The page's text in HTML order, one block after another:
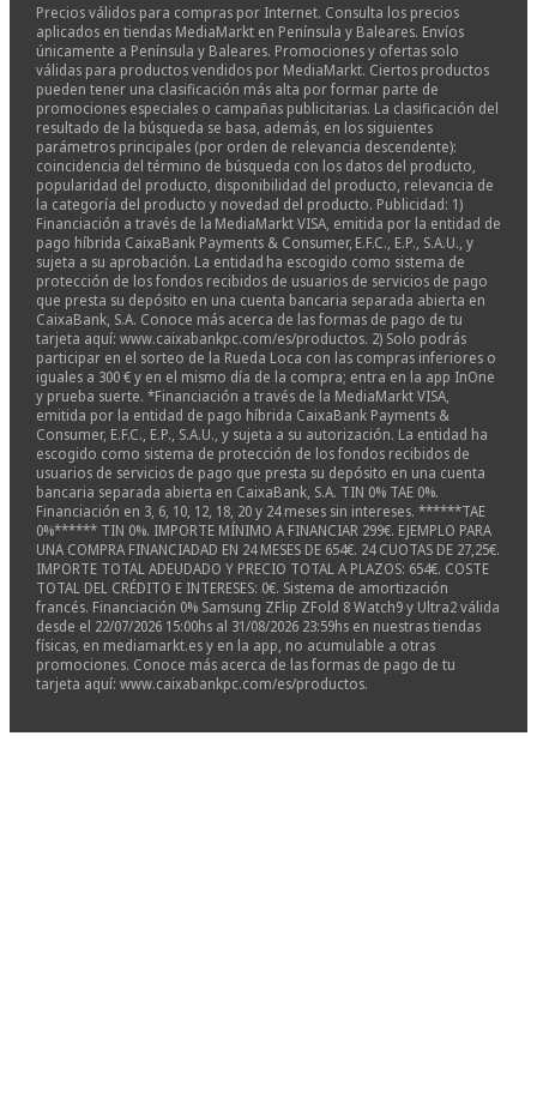
Precios válidos para compras por Internet. Consulta los precios
aplicados en tiendas MediaMarkt en Península y Baleares. Envíos
únicamente a Península y Baleares. Promociones y ofertas solo
válidas para productos vendidos por MediaMarkt. Ciertos productos
pueden tener una clasificación más alta por formar parte de
promociones especiales o campañas publicitarias. La clasificación del
resultado de la búsqueda se basa, además, en los siguientes
parámetros principales (por orden de relevancia descendente):
coincidencia del término de búsqueda con los datos del producto,
popularidad del producto, disponibilidad del producto, relevancia de
la categoría del producto y novedad del producto. Publicidad: 1)
Financiación a través de la MediaMarkt VISA, emitida por la entidad de
pago híbrida CaixaBank Payments & Consumer, E.F.C., E.P., S.A.U., y
sujeta a su aprobación. La entidad ha escogido como sistema de
protección de los fondos recibidos de usuarios de servicios de pago
que presta su depósito en una cuenta bancaria separada abierta en
CaixaBank, S.A. Conoce más acerca de las formas de pago de tu
tarjeta aquí: www.caixabankpc.com/es/productos. 2) Solo podrás
participar en el sorteo de la Rueda Loca con las compras inferiores o
iguales a 300 € y en el mismo día de la compra; entra en la app InOne
y prueba suerte. *Financiación a través de la MediaMarkt VISA,
emitida por la entidad de pago híbrida CaixaBank Payments &
Consumer, E.F.C., E.P., S.A.U., y sujeta a su autorización. La entidad ha
escogido como sistema de protección de los fondos recibidos de
usuarios de servicios de pago que presta su depósito en una cuenta
bancaria separada abierta en CaixaBank, S.A. TIN 0% TAE 0%.
Financiación en 3, 6, 10, 12, 18, 20 y 24 meses sin intereses. ******TAE
0%****** TIN 0%. IMPORTE MÍNIMO A FINANCIAR 299€. EJEMPLO PARA
UNA COMPRA FINANCIADAD EN 24 MESES DE 654€. 24 CUOTAS DE 27,25€.
IMPORTE TOTAL ADEUDADO Y PRECIO TOTAL A PLAZOS: 654€. COSTE
TOTAL DEL CRÉDITO E INTERESES: 0€. Sistema de amortización
francés. Financiación 0% Samsung ZFlip ZFold 8 Watch9 y Ultra2 válida
desde el 22/07/2026 15:00hs al 31/08/2026 23:59hs en nuestras tiendas
físicas, en mediamarkt.es y en la app, no acumulable a otras
promociones. Conoce más acerca de las formas de pago de tu
tarjeta aquí: www.caixabankpc.com/es/productos.